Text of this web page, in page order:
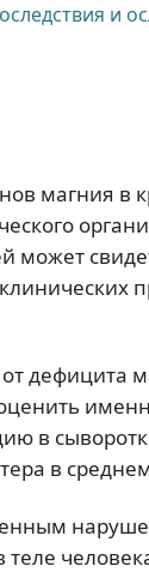
и
магния в
дефицита
в
в